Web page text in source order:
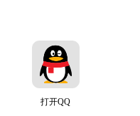
打开QQ